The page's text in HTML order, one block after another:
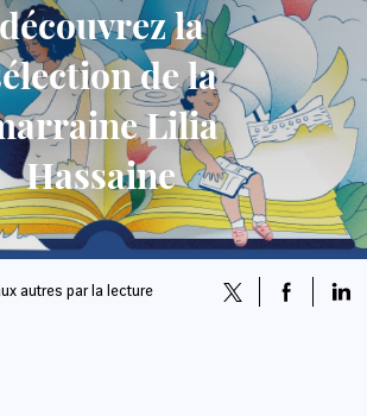
découvrez la
de la
Lilia
Hassaine
autres par la lecture